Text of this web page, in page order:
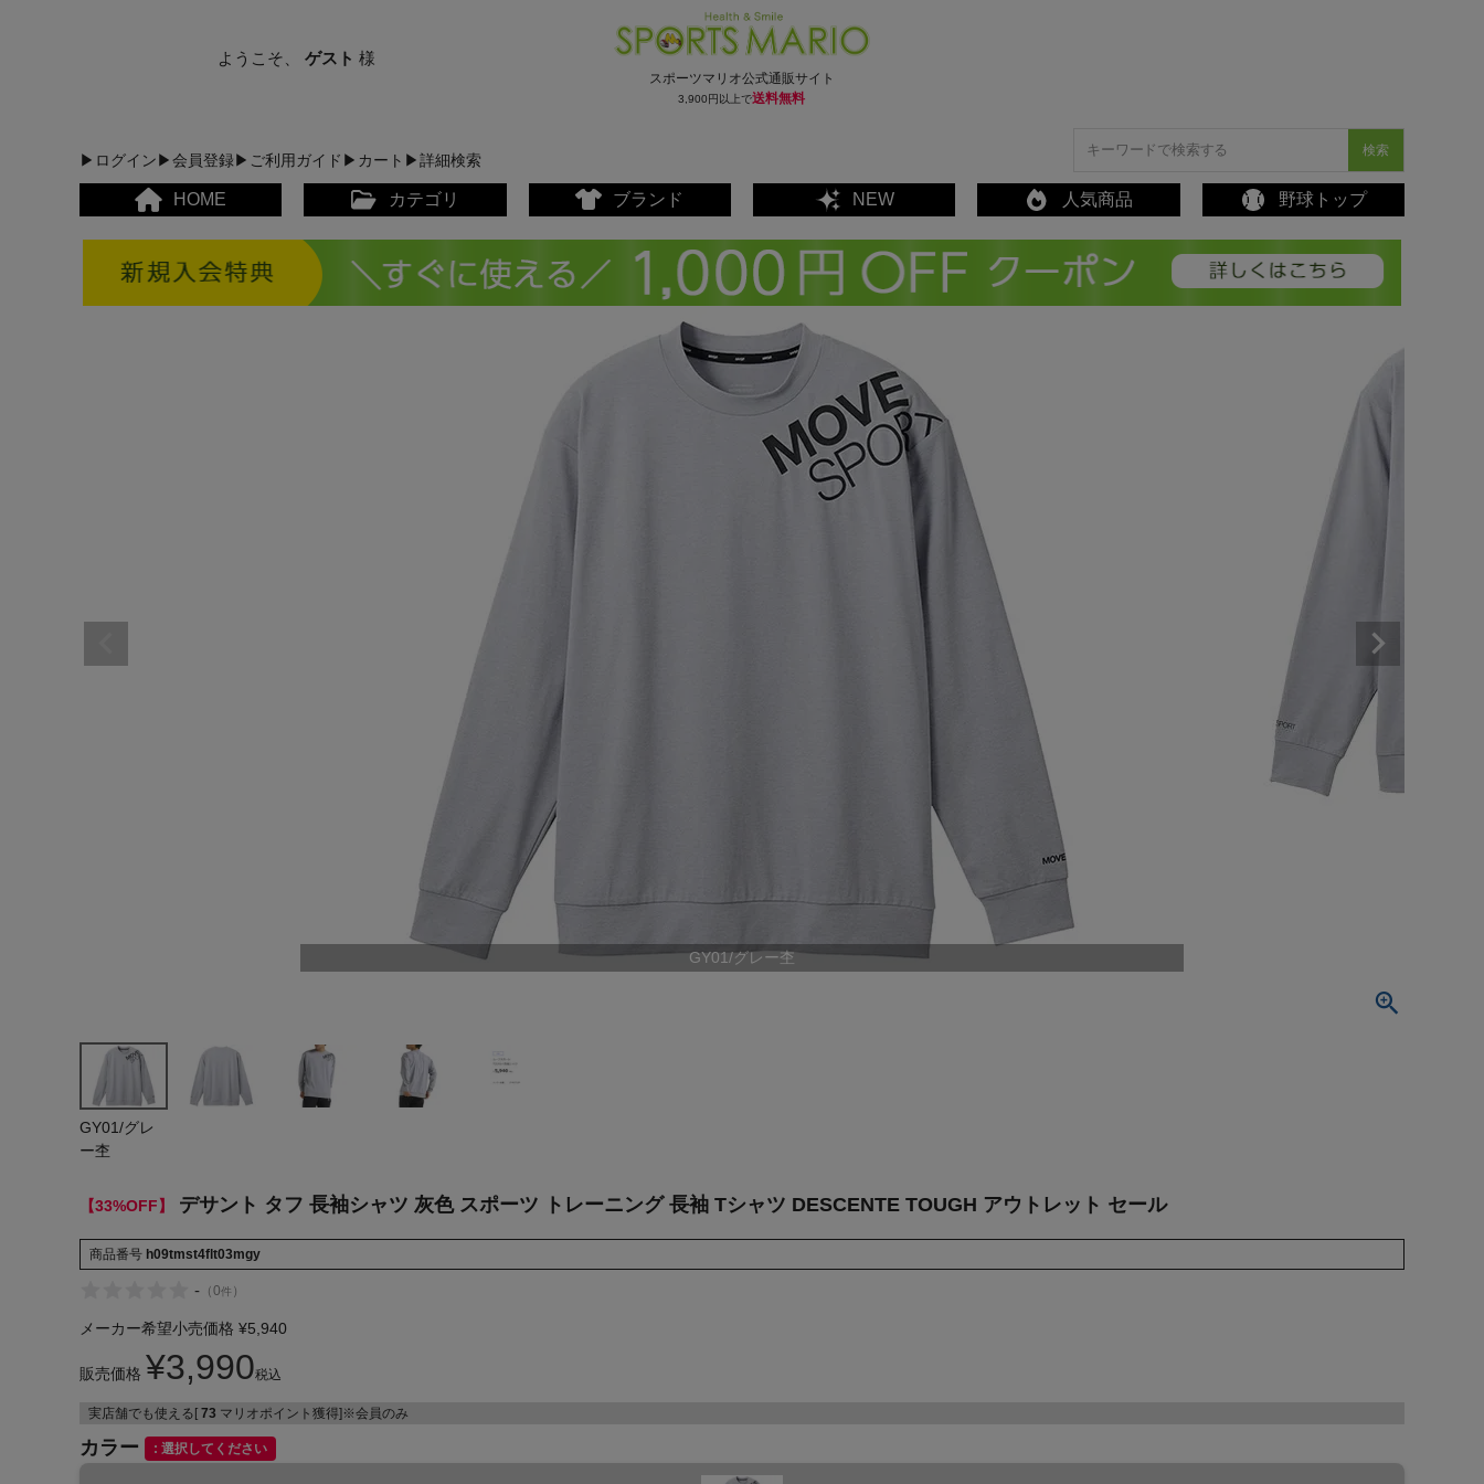
スポーツマリオ公式通販サイト
3,900円以上で送料無料
ようこそ、 ゲスト様
▶ログイン▶会員登録▶ご利用ガイド ▶カート ▶詳細検索
検索
HOME カテゴリ
メンズシューズ･スニーカー
レディースシューズ･スニーカー
サンダル･シューズその他
キャップ･ハット･ニット
全てのカテゴリを見る
キャンプ・フェス
ビジネス
ブランド NEW 人気商品 野球トップ
GY01/グレー杢
GY01/グレ
ー杢
【33%OFF】 デサント タフ 長袖シャツ 灰色 スポーツ トレーニング 長袖 Tシャツ DESCENTE TOUGH アウトレット セール
商品番号 h09tmst4flt03mgy
- （0件 ）
メーカー希望小売価格 ¥5,940
販売価格 ¥3,990税込
実店舗でも使える[ 73 マリオポイント獲得]※会員のみ
カラー 選択してください